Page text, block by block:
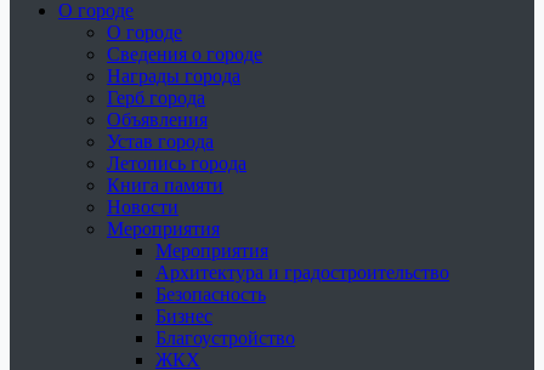
О городе
О городе
Сведения о городе
Награды города
Герб города
Объявления
Устав города
Летопись города
Книга памяти
Новости
Мероприятия
Мероприятия
Архитектура и градостроительство
Безопасность
Бизнес
Благоустройство
ЖКХ